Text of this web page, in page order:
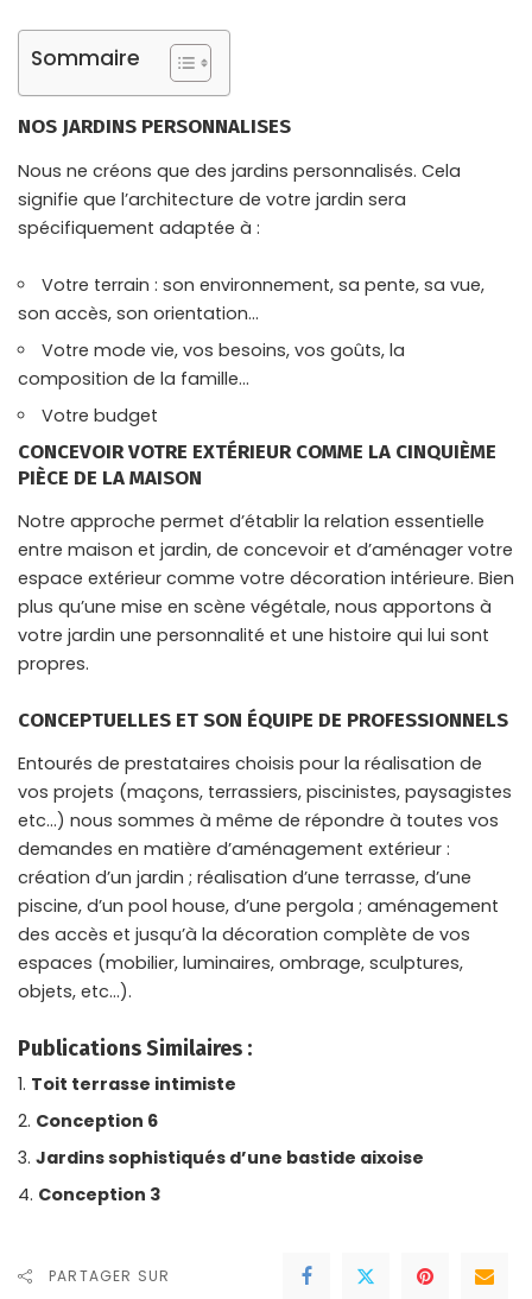
Sommaire
NOS JARDINS PERSONNALISES
Nous ne créons que des jardins personnalisés. Cela
signifie que l’architecture de votre jardin sera
spécifiquement adaptée à :
Votre terrain : son environnement, sa pente, sa vue,
son accès, son orientation…
Votre mode vie, vos besoins, vos goûts, la
composition de la famille…
Votre budget
CONCEVOIR VOTRE EXTÉRIEUR COMME LA CINQUIÈME
PIÈCE DE LA MAISON
Notre approche permet d’établir la relation essentielle
entre maison et jardin, de concevoir et d’aménager votre
espace extérieur comme votre décoration intérieure. Bien
plus qu’une mise en scène végétale, nous apportons à
votre jardin une personnalité et une histoire qui lui sont
propres.
CONCEPTUELLES ET SON ÉQUIPE DE PROFESSIONNELS
Entourés de prestataires choisis pour la réalisation de
vos projets (maçons, terrassiers, piscinistes, paysagistes
etc…) nous sommes à même de répondre à toutes vos
demandes en matière d’aménagement extérieur :
création d’un jardin ; réalisation d’une terrasse, d’une
piscine, d’un pool house, d’une pergola ; aménagement
des accès et jusqu’à la décoration complète de vos
espaces (mobilier, luminaires, ombrage, sculptures,
objets, etc…).
Publications Similaires :
Toit terrasse intimiste
Conception 6
Jardins sophistiqués d’une bastide aixoise
Conception 3
PARTAGER SUR